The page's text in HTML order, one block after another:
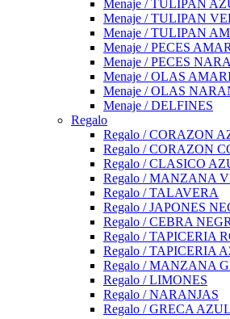
Menaje / TULIPAN
Menaje / TULIPAN
Menaje / TULIPAN
Menaje / PECES
Menaje / PECES
Menaje / OLAS
Menaje / OLAS
Menaje / DELFINES
Regalo
Regalo / CORAZON
Regalo / CORAZON
Regalo / CLASICO
Regalo / MANZANA
Regalo / TALAVERA
Regalo / JAPONES
Regalo / CEBRA
Regalo / TAPICERIA
Regalo / TAPICERIA
Regalo / MANZANA
Regalo / LIMONES
Regalo / NARANJAS
Regalo / GRECA AZUL